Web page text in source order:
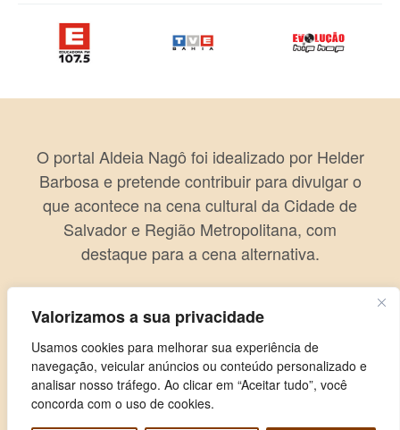
Valorizamos a sua privacidade
Usamos cookies para melhorar sua experiência de
navegação, veicular anúncios ou conteúdo personalizado e
analisar nosso tráfego. Ao clicar em “Aceitar tudo”, você
concorda com o uso de cookies.
O portal Aldeia Nagô foi idealizado por Helder
Barbosa e pretende contribuir para divulgar o
que acontece na cena cultural da Cidade de
Salvador e Região Metropolitana, com
destaque para a cena alternativa.